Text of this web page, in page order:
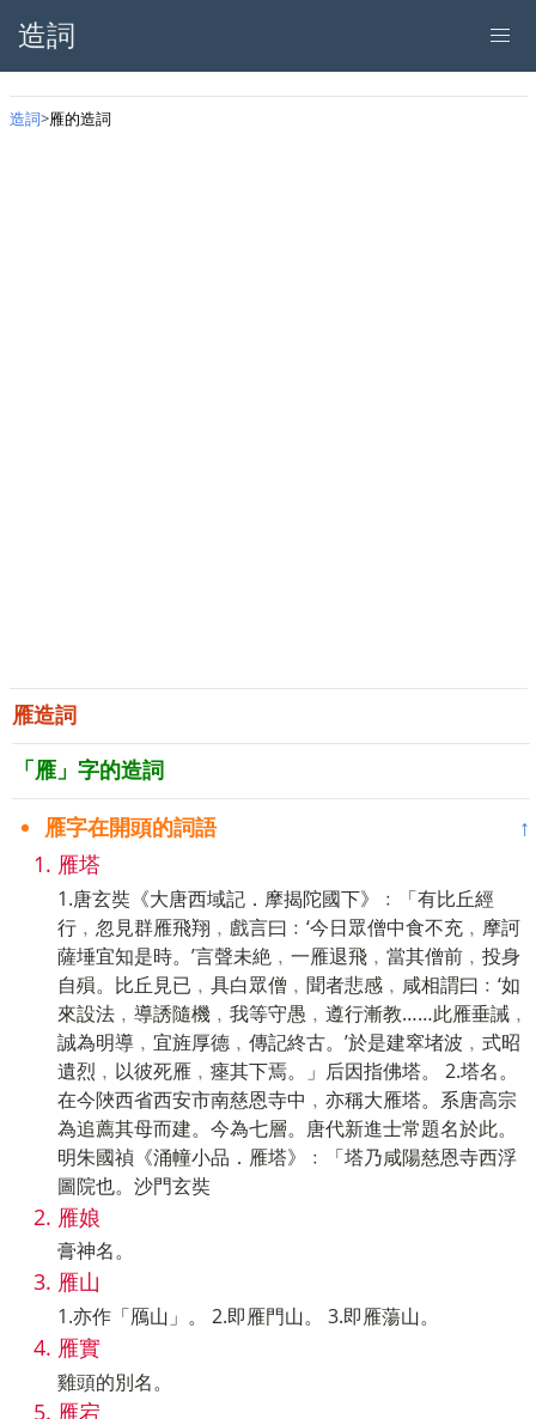
造詞
造詞 雁的造詞
雁造詞
「雁」字的造詞
雁字在開頭的詞語
↑
雁塔
1.唐玄奘《大唐西域記．摩揭陀國下》﹕「有比丘經
行﹐忽見群雁飛翔﹐戲言曰﹕‘今日眾僧中食不充﹐摩訶
薩埵宜知是時。’言聲未絶﹐一雁退飛﹐當其僧前﹐投身
自殞。比丘見已﹐具白眾僧﹐聞者悲感﹐咸相謂曰﹕‘如
來設法﹐導誘隨機﹐我等守愚﹐遵行漸教……此雁垂誡﹐
誠為明導﹐宜旌厚德﹐傳記終古。’於是建窣堵波﹐式昭
遺烈﹐以彼死雁﹐瘞其下焉。」后因指佛塔。 2.塔名。
在今陜西省西安市南慈恩寺中﹐亦稱大雁塔。系唐高宗
為追薦其母而建。今為七層。唐代新進士常題名於此。
明朱國禎《涌幢小品．雁塔》﹕「塔乃咸陽慈恩寺西浮
圖院也。沙門玄奘
雁娘
膏神名。
雁山
1.亦作「鴈山」。 2.即雁門山。 3.即雁蕩山。
雁實
雞頭的別名。
雁宕